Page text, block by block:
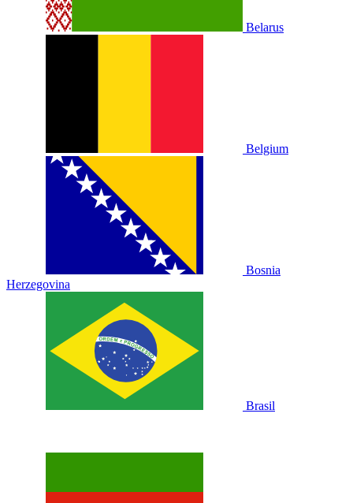
Belarus
Belgium
Bosnia
Herzegovina
Brasil